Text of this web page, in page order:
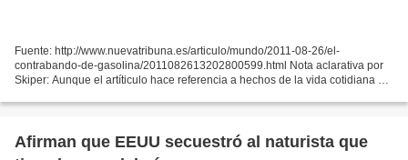
Fuente: http://www.nuevatribuna.es/articulo/mundo/2011-08-26/el-
contrabando-de-gasolina/2011082613202800599.html Nota aclarativa por
Skiper: Aunque el artíticulo hace referencia a hechos de la vida cotidiana en
Afirman que EEUU secuestró al naturista que